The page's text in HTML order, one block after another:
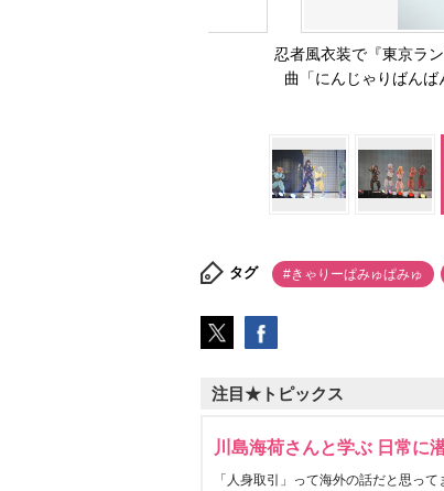
忍者風衣装で『東京ラ
曲「にんじゃりばん
タグ #きゃりーぱみゅぱみゅ
注目★トピックス
川島海荷さんと学ぶ 日常に
「人身取引」って海外の話だと思っ